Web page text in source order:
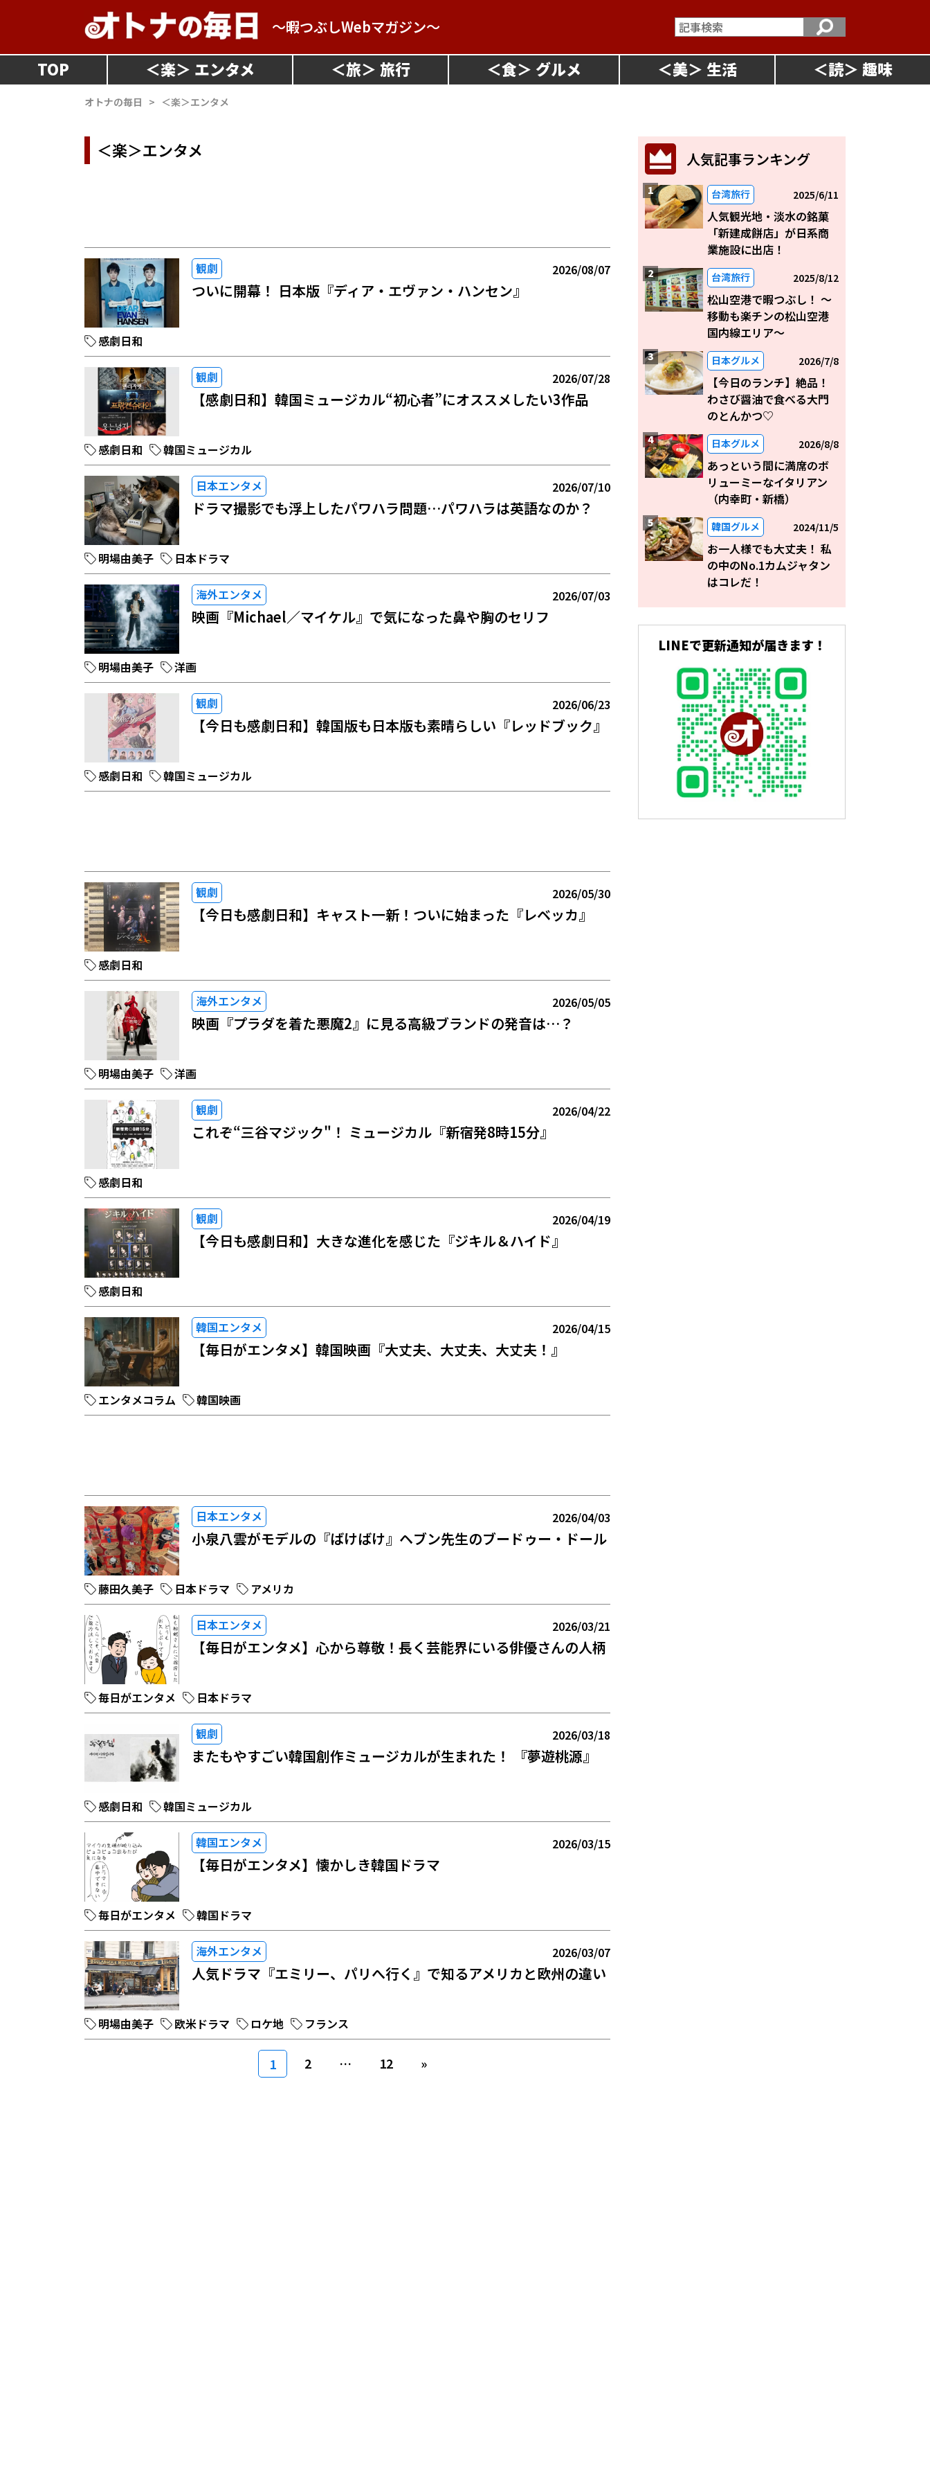
～暇つぶしWebマガジン～
TOP ＜楽＞ ＜旅＞ ＜食＞ ＜美＞ ＜読＞
オトナの毎日 > ＜楽＞エンタメ
＜楽＞エンタメ
観劇 2026/08/07
ついに開幕！ 日本版『ディア・エヴァン・ハンセン』
感劇日和
観劇 2026/07/28
【感劇日和】韓国ミュージカル“初心者”にオススメしたい3作品
感劇日和 韓国ミュージカル
日本エンタメ 2026/07/10
ドラマ撮影でも浮上したパワハラ問題…パワハラは英語なのか？
明場由美子 日本ドラマ
海外エンタメ 2026/07/03
映画『Michael／マイケル』で気になった鼻や胸のセリフ
明場由美子 洋画
観劇 2026/06/23
【今日も感劇日和】韓国版も日本版も素晴らしい『レッドブック』
感劇日和 韓国ミュージカル
観劇 2026/05/30
【今日も感劇日和】キャスト一新！ついに始まった『レベッカ』
感劇日和
海外エンタメ 2026/05/05
映画『プラダを着た悪魔2』に見る高級ブランドの発音は…？
明場由美子 洋画
観劇 2026/04/22
これぞ“三谷マジック"！ ミュージカル『新宿発8時15分』
感劇日和
観劇 2026/04/19
【今日も感劇日和】大きな進化を感じた『ジキル＆ハイド』
感劇日和
韓国エンタメ 2026/04/15
【毎日がエンタメ】韓国映画『大丈夫、大丈夫、大丈夫！』
エンタメコラム 韓国映画
日本エンタメ 2026/04/03
小泉八雲がモデルの『ばけばけ』ヘブン先生のブードゥー・ドール
藤田久美子 日本ドラマ アメリカ
日本エンタメ 2026/03/21
【毎日がエンタメ】心から尊敬！長く芸能界にいる俳優さんの人柄
毎日がエンタメ 日本ドラマ
観劇 2026/03/18
またもやすごい韓国創作ミュージカルが生まれた！ 『夢遊桃源』
感劇日和 韓国ミュージカル
韓国エンタメ 2026/03/15
【毎日がエンタメ】懐かしき韓国ドラマ
毎日がエンタメ 韓国ドラマ
海外エンタメ 2026/03/07
人気ドラマ『エミリー、パリへ行く』で知るアメリカと欧州の違い
明場由美子 欧米ドラマ ロケ地 フランス
1 2 … 12 »
人気記事ランキング
台湾旅行 2025/6/11
人気観光地・淡水の銘菓
「新建成餅店」が日系商
業施設に出店！
台湾旅行 2025/8/12
松山空港で暇つぶし！ 〜
移動も楽チンの松山空港
国内線エリア～
日本グルメ 2026/7/8
【今日のランチ】絶品！
わさび醤油で食べる大門
のとんかつ♡
日本グルメ 2026/8/8
あっという間に満席のボ
リューミーなイタリアン
（内幸町・新橋）
韓国グルメ 2024/11/5
お一人様でも大丈夫！ 私
の中のNo.1カムジャタン
はコレだ！
LINEで更新通知が届きます！